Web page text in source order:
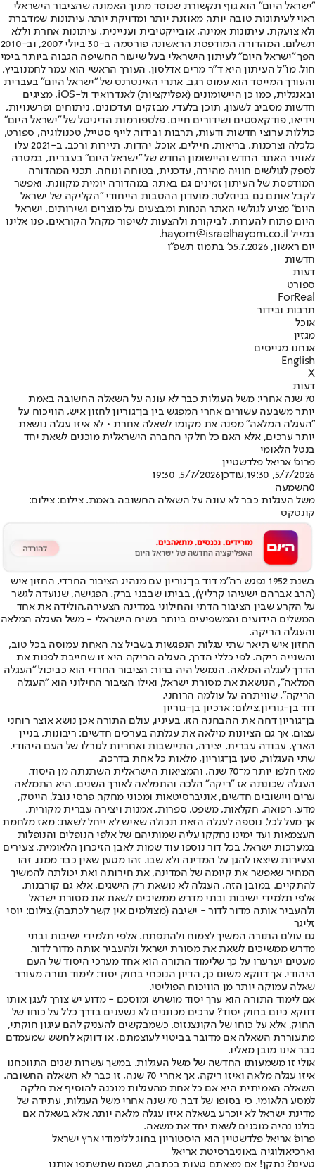
"ישראל היום" הוא גוף תקשורת שנוסד מתוך האמונה שהציבור הישראלי
ראוי לעיתונות טובה יותר, מאוזנת יותר ומדויקת יותר. עיתונות שמדברת
ולא צועקת. עיתונות אמינה, אובייקטיבית ועניינית. עיתונות אחרת וללא
תשלום. המהדורה המודפסת הראשונה פורסמה ב-30 ביולי 2007, וב-2010
הפך "ישראל היום" לעיתון הישראלי בעל שיעור החשיפה הגבוה ביותר בימי
חול. מו"ל העיתון היא ד"ר מרים אדלסון. העורך הראשי הוא עמר לחמנוביץ,
והעורך המייסד הוא עמוס רגב. אתרי האינטרנט של "ישראל היום" בעברית
ובאנגלית, כמו כן היישומונים (אפליקציות) לאנדרואיד ול-iOS, מציגים
חדשות מסביב לשעון, תוכן בלעדי, מבזקים ועדכונים, ניתוחים ופרשנויות,
וידיאו, פודקאסטים ושידורים חיים. פלטפורמות הדיגיטל של "ישראל היום"
כוללות ערוצי חדשות ודעות, תרבות ובידור, לייף סטייל, טכנולוגיה, ספורט,
כלכלה וצרכנות, בריאות, חיילים, אוכל, יהדות, תיירות ורכב. ב-2021 עלו
לאוויר האתר החדש והיישומון החדש של "ישראל היום" בעברית, במטרה
לספק לגולשים חוויה מהירה, עדכנית, בטוחה ונוחה. תכני המהדורה
המודפסת של העיתון זמינים גם באתר, במהדורה יומית מקוונת, ואפשר
לקבל אותם גם בניוזלטר. מועדון ההטבות הייחודי "הקליקה של ישראל
היום" מציע לגולשי האתר הנחות ומבצעים על מוצרים ושירותים. ישראל
היום פתוח להערות, לביקורת ולהצעות לשיפור מקהל הקוראים. פנו אלינו
במייל hayom@israelhayom.co.il.
יום ראשון, 5.7.2026
כ' בתמוז תשפ"ו
חדשות
דעות
ספורט
ForReal
תרבות ובידור
אוכל
מגזין
אנחנו מגייסים
English
X
דעות
70 שנה אחרי: משל העגלות כבר לא עונה על השאלה החשובה באמת
יותר משבעה עשורים אחרי המפגש בין בן־גוריון לחזון איש, הוויכוח על
"העגלה המלאה" מפנה את מקומו לשאלה אחרת • לא איזו עגלה נושאת
יותר ערכים, אלא האם כל חלקי החברה הישראלית מוכנים לשאת יחד
בנטל הלאומי
פרופ' אריאל פלדשטיין
5/7/2026, 19:30
,עודכן5/7/2026, 19:30
0השמעה
משל העגלות כבר לא עונה על השאלה החשובה באמת. צילום: צילום:
קונטקט
בשנת 1952 נפגש רה"מ דוד בן־גוריון עם מנהיג הציבור החרדי, החזון איש
(הרב אברהם ישעיהו קרליץ), בביתו שבבני ברק. הפגישה, שנועדה לגשר
על הקרע שבין הציבור הדתי והחילוני במדינה הצעירה,הולידה את אחד
המשלים הידועים והמשפיעים ביותר בשיח הישראלי - משל העגלה המלאה
והעגלה הריקה.
החזון איש תיאר שתי עגלות הנפגשות בשביל צר. האחת עמוסה בכל טוב,
והשנייה ריקה. לפי כללי הדרך, העגלה הריקה היא זו שחייבת לפנות את
הדרך לעגלה המלאה. הנמשל היה ברור: הציבור החרדי הוא כביכול "העגלה
המלאה", הנושאת את מסורת ישראל, ואילו הציבור החילוני הוא "העגלה
הריקה", שוויתרה על עולמה הרוחני.
דוד בן-גוריון,צילום: ארכיון בן-גוריון
בן־גוריון דחה את ההבחנה הזו. בעיניו, עולם התורה אכן נושא אוצר רוחני
עצום, אך גם הציונות מילאה את עגלתה בערכים חדשים: ריבונות, בניין
הארץ, עבודה עברית, יצירה, התיישבות ואחריות לגורלו של העם היהודי.
שתי העגלות, טען בן־גוריון, מלאות כל אחת בדרכה.
מאז חלפו יותר מ־70 שנה, והמציאות הישראלית השתנתה מן היסוד.
העגלה שכונתה אז "ריקה" הלכה והתמלאה לאורך השנים. היא התמלאה
ערים ויישובים חדשים, אוניברסיטאות ומכוני מחקר, פרסי נובל, הייטק,
מדע, רפואה, חקלאות, משפט, ספרות, אמנות ויצירה עברית מקורית.
אך מעל לכל, נוספה לעגלה הזאת תכולה שאיש לא ייחל לשאת: מאז מלחמת
העצמאות ועד ימינו נחקקו עליה שמותיהם של אלפי הנופלים והנופלות
במערכות ישראל. בכל דור נוספו עוד שמות לאבן הזיכרון הלאומית, צעירים
וצעירות שיצאו להגן על המדינה ולא שבו. זהו מטען שאין כבד ממנו. זהו
המחיר שאפשר את קיומה של המדינה, את חירותה ואת יכולתה להמשיך
להתקיים. במובן הזה, העגלה לא נושאת רק הישגים, אלא גם קורבנות.
אלפי תלמידי ישיבות ובתי מדרש ממשיכים לשאת את מסורת ישראל
ולהעביר אותה מדור לדור - ישיבה (מצולמים אין קשר לכתבה),צילום: יוסי
זליגר
גם עולם התורה המשיך לצמוח ולהתפתח. אלפי תלמידי ישיבות ובתי
מדרש ממשיכים לשאת את מסורת ישראל ולהעביר אותה מדור לדור.
מעטים יערערו על כך שלימוד התורה הוא אחד מערכי היסוד של העם
היהודי. אך דווקא משום כך, הדיון הנוכחי בחוק יסוד: לימוד תורה מעורר
שאלה עמוקה יותר מן הוויכוח הפוליטי.
אם לימוד התורה הוא ערך יסוד מושרש ומוסכם - מדוע יש צורך לעגן אותו
דווקא כיום בחוק יסוד? ערכים מכוננים לא נשענים בדרך כלל על כוחו של
החוק, אלא על כוחו של הקונצנזוס. כשמבקשים להעניק להם עיגון חוקתי,
מתעוררת השאלה אם מדובר בביטוי לעוצמתם, או דווקא לחשש שמעמדם
כבר אינו מובן מאליו.
אולי זו משמעותו החדשה של משל העגלות. במשך עשרות שנים התווכחנו
איזו עגלה מלאה ואיזו ריקה. אך אחרי 70 שנה, זו כבר לא השאלה החשובה.
השאלה האמיתית היא אם כל אחת מהעגלות מוכנה להוסיף את חלקה
למסע הלאומי. כי בסופו של דבר, 70 שנה אחרי משל העגלות, עתידה של
מדינת ישראל לא יוכרע בשאלה איזו עגלה מלאה יותר, אלא בשאלה אם
כולנו נהיה מוכנים לשאת יחד את משאה.
פרופ' אריאל פלדשטיין הוא היסטוריון בחוג ללימודי ארץ ישראל
וארכיאולוגיה באוניברסיטת אריאל
טעינו? נתקן! אם מצאתם טעות בכתבה, נשמח שתשתפו אותנו